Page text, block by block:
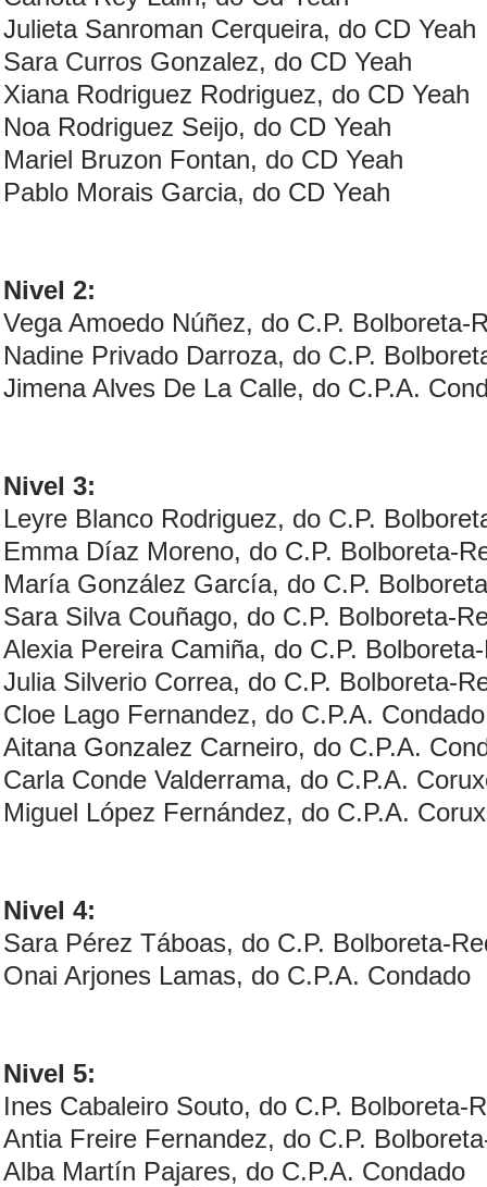
Julieta Sanroman Cerqueira, do CD Yeah
Sara Curros Gonzalez, do CD Yeah
Xiana Rodriguez Rodriguez, do CD Yeah
Noa Rodriguez Seijo, do CD Yeah
Mariel Bruzon Fontan, do CD Yeah
Pablo Morais Garcia, do CD Yeah
Nivel 2:
Vega Amoedo Núñez, do C.P. Bolboreta-
Nadine Privado Darroza, do C.P.
Jimena Alves De La Calle, do C.P.A.
Nivel 3:
Leyre Blanco Rodriguez, do C.P.
Emma Díaz Moreno, do C.P. Bolboreta-
María González García, do C.P.
Sara Silva Couñago, do C.P. Bolboreta-
Alexia Pereira Camiña, do C.P.
Julia Silverio Correa, do C.P. Bolboreta-
Cloe Lago Fernandez, do C.P.A. Condado
Aitana Gonzalez Carneiro, do C.P.A.
Carla Conde Valderrama, do C.P.A.
Miguel López Fernández, do C.P.A.
Nivel 4:
Sara Pérez Táboas, do C.P. Bolboreta-
Onai Arjones Lamas, do C.P.A. Condado
Nivel 5:
Ines Cabaleiro Souto, do C.P. Bolboreta-
Antia Freire Fernandez, do C.P.
Alba Martín Pajares, do C.P.A. Condado